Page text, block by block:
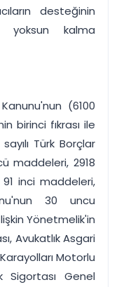
desteğinin
yoksun kalma
(6100
birinci fıkrası ile
Türk Borçlar
maddeleri, 2918
91 inci maddeleri,
30 uncu
Yönetmelik'in
Avukatlık Asgari
Motorlu
Sigortası Genel